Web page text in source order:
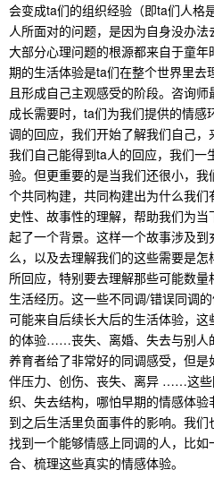
会变成ta们的组织经验（即ta们人格
人所面对的问题，是因为自身没办法
大部分心理问题的根源都来自于童
期的生活体验是ta们在整个世界里去
且形成自己主观感受的阶段。咨询
成长需要时，ta们为我们提供的情感
调的回应，我们开始了解我们自己
我们自己能得到ta人的回应，我们一
验。但更重要的是当我们还很小，
个共同构建，共同构建出为什么我
史性、故事性的理解，帮助我们为当
起了一个背景。这样一个故事涉及
么，以及去理解我们的这些需要是
所回应，特别要去理解那些可能数
生活经历。这一些不同调/错误同调
可能来自后续长大后的生活体验，
的体验……丧失、离婚、失去与别人
养育者给了非常好的同调感受，但
伴压力、创伤、丧失、离异 ……这些
织、失去结构，哪怕早期的情感体
到之后生活里负面事件的影响。我
找到一个能够情感上同调的人，比
合、梳理这些真实的情感体验。